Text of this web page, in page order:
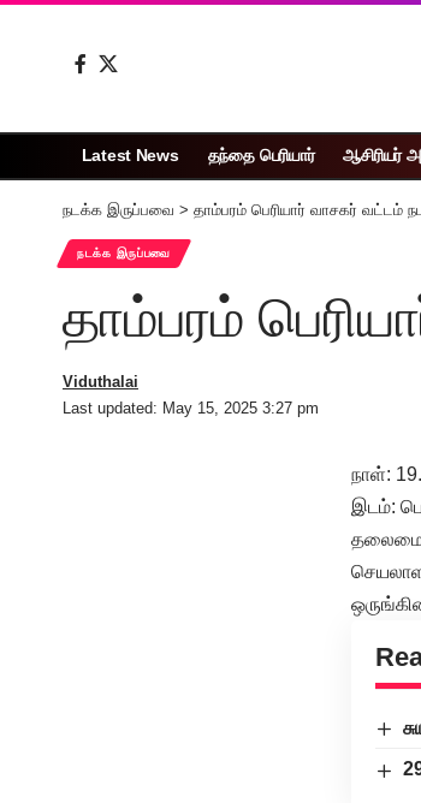
Latest News தந்தை பெரியார் ஆசிரியர்
நடக்க இருப்பவை > தாம்பரம் பெரியார் வாசகர் வட்டம்
நடக்க இருப்பவை
தாம்பரம்
Last updated: May 15, 2025 3:27 pm
Viduthalai
நாள்:
இடம்: